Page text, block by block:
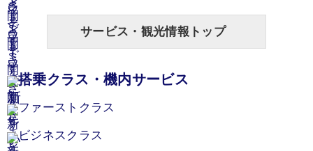
サービス・観光情報トップ
搭乗クラス・機内サービス
ファーストクラス
ビジネスクラス